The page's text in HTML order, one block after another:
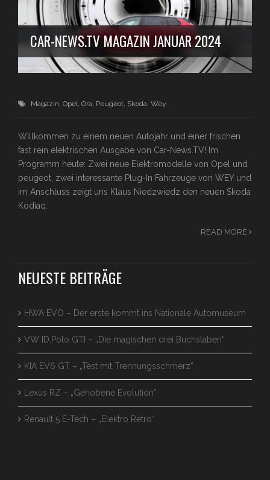
CAR-NEWS.TV MAGAZIN JANUAR 2024
Magazin Opel Ora Peugeot Skoda Wey
Willkommen zu einem neuen Autojahr und einer frischen
fast rein elektrischen Ausgabe von Car-News.TV! Im
Programm heute: Zwei neue Elektromodelle von Opel und
peugeot, zwei interessante Plug-In Fahrzeuge von WEY und
im Anschluss zeigt uns Klaus Niedzwiedz den neuen Skoda
Kodiaq.
READ MORE
NEUESTE BEITRÄGE
HWA EVO – Der erste kommt ins Nationale Automuseum
VW ID.Polo GTI – „Die magischen drei Buchstaben“
KIA EV6 GT – „Test mit Trennungsschmerz“
Lexus RZ – „Gehobene Evolution“
Renault 5 E-Tech – „Elektro Retro“